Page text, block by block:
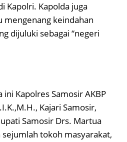
Kapolri. Kapolda juga
mengenang keindahan
dijuluki sebagai “negeri
Kapolres Samosir AKBP
Kajari Samosir,
Samosir Drs. Martua
sejumlah tokoh masyarakat,